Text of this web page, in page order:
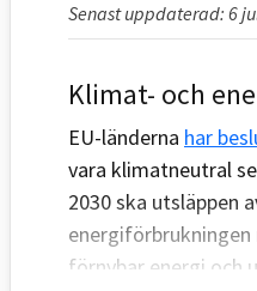
Senast uppdaterad: 6
Klimat- och
EU-länderna har
vara klimatneutral
2030 ska utsläppen
förnybar energi och